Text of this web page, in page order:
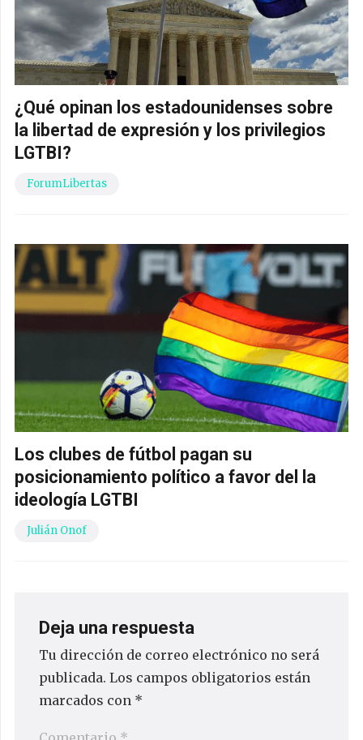
¿Qué opinan los estadounidenses sobre
la libertad de expresión y los privilegios
LGTBI?
ForumLibertas
Los clubes de fútbol pagan su
posicionamiento político a favor del la
ideología LGTBI
Julián Onof
Deja una respuesta
Tu dirección de correo electrónico no será
publicada. Los campos obligatorios están
marcados con *